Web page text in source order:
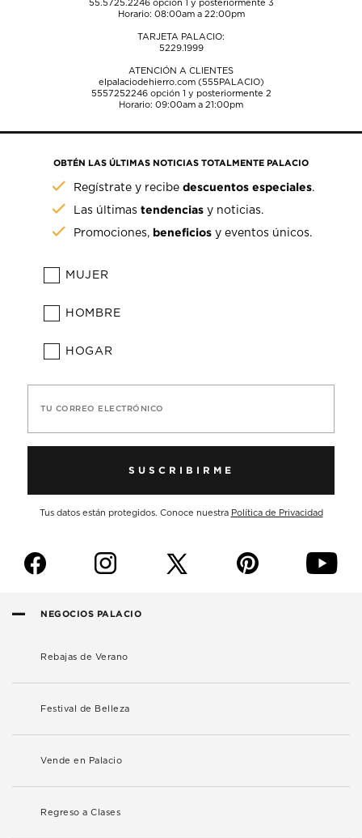
55.5725.2246opción 1 y posteriormente 3
Horario: 08:00am a 22:00pm
TARJETA PALACIO:
5229.1999
ATENCIÓN A CLIENTES
elpalaciodehierro.com (555PALACIO)
5557252246opción 1 y posteriormente 2
Horario: 09:00am a 21:00pm
OBTÉN LAS ÚLTIMAS NOTICIAS TOTALMENTE PALACIO
Regístrate y recibedescuentos especiales.
Las últimastendencias y noticias.
Promociones, beneficios y eventos únicos.
MUJER
HOMBRE
HOGAR
TU CORREO ELECTRÓNICO
SUSCRIBIRME
Tus datos están protegidos. Conoce nuestra Política de Privacidad
f i p y
NEGOCIOS PALACIO
Rebajas de Verano
Festival de Belleza
Vende en Palacio
Regreso a Clases